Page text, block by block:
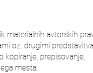
materialnih avtorskih
oz. drugimi
kopiranje, prepisovanje,
mesta.